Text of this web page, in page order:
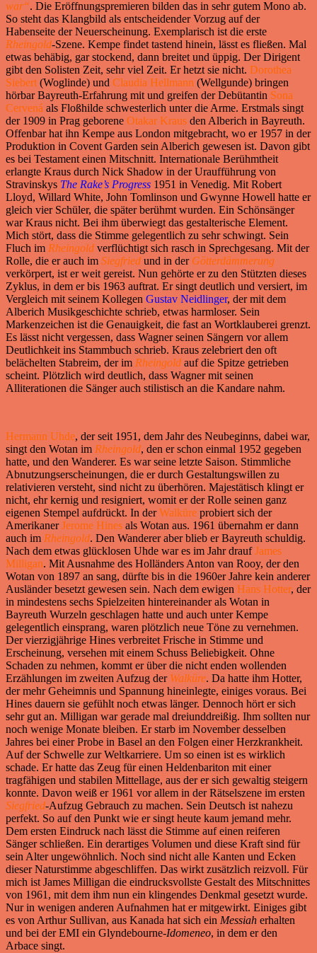
war“. Die Eröffnungspremieren bilden das in sehr gutem Mono ab.
So steht das Klangbild als entscheidender Vorzug auf der
Habenseite der Neuerscheinung. Exemplarisch ist die erste
Rheingold-Szene. Kempe findet tastend hinein, lässt es fließen. Mal
etwas behäbig, gar stockend, dann breitet und üppig. Der Dirigent
gibt den Solisten Zeit, sehr viel Zeit. Er hetzt sie nicht. Dorothea
Siebert (Woglinde) und Claudia Hellmann (Wellgunde) bringen
hörbar Bayreuth-Erfahrung mit und greifen der Debütantin Sona
Cervená als Floßhilde schwesterlich unter die Arme. Erstmals singt
der 1909 in Prag geborene Otakar Kraus den Alberich in Bayreuth.
Offenbar hat ihn Kempe aus London mitgebracht, wo er 1957 in der
Produktion in Covent Garden sein Alberich gewesen ist. Davon gibt
es bei Testament einen Mitschnitt. Internationale Berühmtheit
erlangte Kraus durch Nick Shadow in der Uraufführung von
Stravinskys The Rake’s Progress 1951 in Venedig. Mit Robert
Lloyd, Willard White, John Tomlinson und Gwynne Howell hatte er
gleich vier Schüler, die später berühmt wurden. Ein Schönsänger
war Kraus nicht. Bei ihm überwiegt das gestalterische Element.
Mich stört, dass die Stimme gelegentlich zu sehr schwingt. Sein
Fluch im Rheingold verflüchtigt sich rasch in Sprechgesang. Mit der
Rolle, die er auch im Siegfried und in der Götterdämmerung
verkörpert, ist er weit gereist. Nun gehörte er zu den Stützten dieses
Zyklus, in dem er bis 1963 auftrat. Er singt deutlich und versiert, im
Vergleich mit seinem Kollegen Gustav Neidlinger, der mit dem
Alberich Musikgeschichte schrieb, etwas harmloser. Sein
Markenzeichen ist die Genauigkeit, die fast an Wortklauberei grenzt.
Es lässt nicht vergessen, dass Wagner seinen Sängern vor allem
Deutlichkeit ins Stammbuch schrieb. Kraus zelebriert den oft
belächelten Stabreim, der im Rheingold auf die Spitze getrieben
scheint. Plötzlich wird deutlich, dass Wagner mit seinen
Alliterationen die Sänger auch stilistisch an die Kandare nahm.
Hermann Uhde, der seit 1951, dem Jahr des Neubeginns, dabei war,
singt den Wotan im Rheingold, den er schon einmal 1952 gegeben
hatte, und den Wanderer. Es war seine letzte Saison. Stimmliche
Abnutzungserscheinungen, die er durch Gestaltungswillen zu
relativieren versteht, sind nicht zu überhören. Majestätisch klingt er
nicht, ehr kernig und resigniert, womit er der Rolle seinen ganz
eigenen Stempel aufdrückt. In derWalküre probiert sich der
AmerikanerJerome Hines als Wotan aus. 1961 übernahm er dann
auch im Rheingold. Den Wanderer aber blieb er Bayreuth schuldig.
Nach dem etwas glücklosen Uhde war es im Jahr draufJames
Milligan. Mit Ausnahme des Holländers Anton van Rooy, der den
Wotan von 1897 an sang, dürfte bis in die 1960er Jahre kein anderer
Ausländer besetzt gewesen sein. Nach dem ewigen Hans Hotter, der
in mindestens sechs Spielzeiten hintereinander als Wotan in
Bayreuth Wurzeln geschlagen hatte und auch unter Kempe
gelegentlich einsprang, waren plötzlich neue Töne zu vernehmen.
Der vierzigjährige Hines verbreitet Frische in Stimme und
Erscheinung, versehen mit einem Schuss Beliebigkeit. Ohne
Schaden zu nehmen, kommt er über die nicht enden wollenden
Erzählungen im zweiten Aufzug der Walküre. Da hatte ihm Hotter,
der mehr Geheimnis und Spannung hineinlegte, einiges voraus. Bei
Hines dauern sie gefühlt noch etwas länger. Dennoch hört er sich
sehr gut an. Milligan war gerade mal dreiunddreißig. Ihm sollten nur
noch wenige Monate bleiben. Er starb im November desselben
Jahres bei einer Probe in Basel an den Folgen einer Herzkrankheit.
Auf der Schwelle zur Weltkarriere. Um so einen ist es wirklich
schade. Er hatte das Zeug für einen Heldenbariton mit einer
tragfähigen und stabilen Mittellage, aus der er sich gewaltig steigern
konnte. Davon weiß er 1961 vor allem in der Rätselszene im ersten
Siegfried-Aufzug Gebrauch zu machen. Sein Deutsch ist nahezu
perfekt. So auf den Punkt wie er singt heute kaum jemand mehr.
Dem ersten Eindruck nach lässt die Stimme auf einen reiferen
Sänger schließen. Ein derartiges Volumen und diese Kraft sind für
sein Alter ungewöhnlich. Noch sind nicht alle Kanten und Ecken
dieser Naturstimme abgeschliffen. Das wirkt zusätzlich reizvoll. Für
mich ist James Milligan die eindrucksvollste Gestalt des Mitschnittes
von 1961, mit dem ihm nun ein klingendes Denkmal gesetzt wurde.
Nur in wenigen anderen Aufnahmen hat er mitgewirkt. Einiges gibt
es von Arthur Sullivan, aus Kanada hat sich ein Messiah erhalten
und bei der EMI ein Glyndebourne-Idomeneo, in dem er den
Arbace singt.